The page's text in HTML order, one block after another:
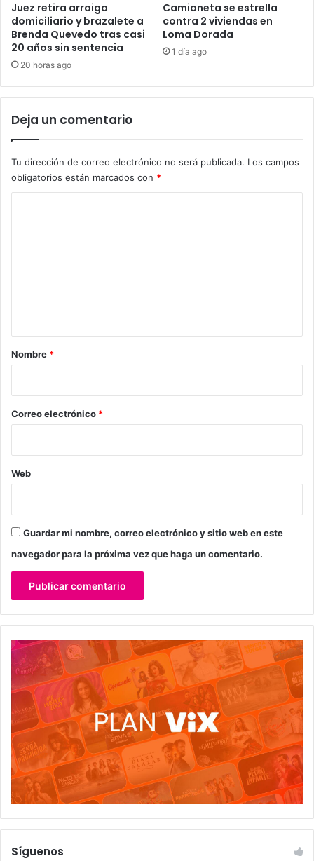
Juez retira arraigo
domiciliario y brazalete a
Brenda Quevedo tras casi
20 años sin sentencia
20 horas ago
Camioneta se estrella
contra 2 viviendas en
Loma Dorada
1 día ago
Deja un comentario
Tu dirección de correo electrónico no será publicada. Los campos
obligatorios están marcados con *
r
*
Nombre *
Correo electrónico *
Web
Guardar mi nombre, correo electrónico y sitio web en este
navegador para la próxima vez que haga un comentario.